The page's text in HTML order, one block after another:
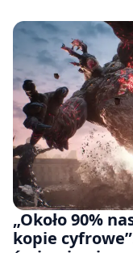
„Około 90%
kopie